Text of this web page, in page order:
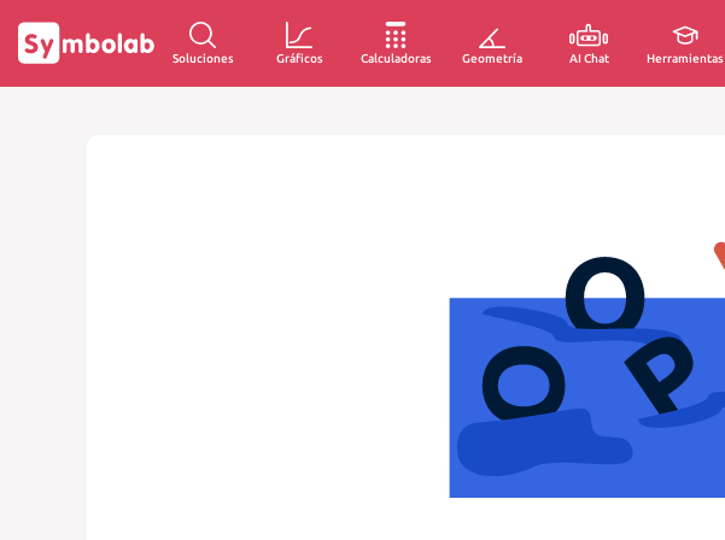
Soluciones Gráficos Calculadoras Geometría AI Chat Herramientas